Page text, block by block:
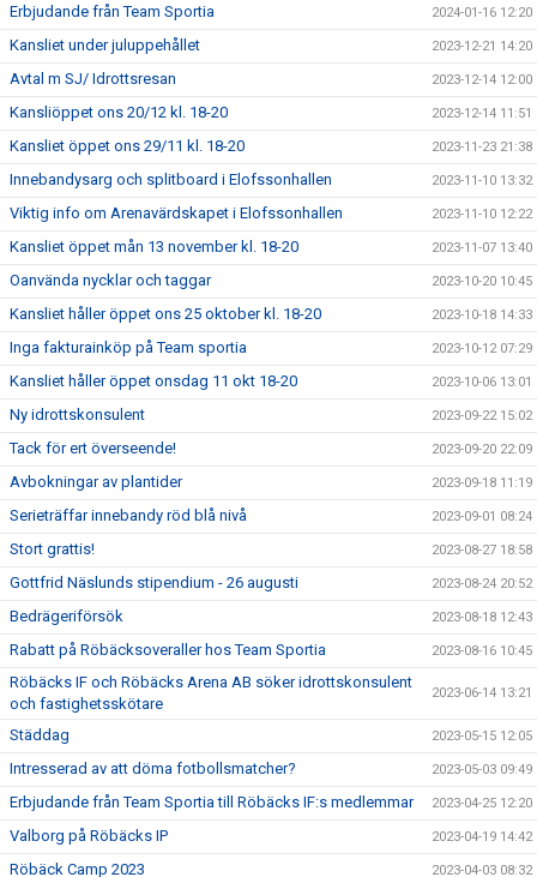
Erbjudande från Team Sportia 2024-01-16 12:20
Kansliet under juluppehållet 2023-12-21 14:20
Avtal m SJ/ Idrottsresan 2023-12-14 12:00
Kansliöppet ons 20/12 kl. 18-20 2023-12-14 11:51
Kansliet öppet ons 29/11 kl. 18-20 2023-11-23 21:38
Innebandysarg och splitboard i Elofssonhallen 2023-11-10 13:32
Viktig info om Arenavärdskapet i Elofssonhallen 2023-11-10 12:22
Kansliet öppet mån 13 november kl. 18-20 2023-11-07 13:40
Oanvända nycklar och taggar 2023-10-20 10:45
Kansliet håller öppet ons 25 oktober kl. 18-20 2023-10-18 14:33
Inga fakturainköp på Team sportia 2023-10-12 07:29
Kansliet håller öppet onsdag 11 okt 18-20 2023-10-06 13:01
Ny idrottskonsulent 2023-09-22 15:02
Tack för ert överseende! 2023-09-20 22:09
Avbokningar av plantider 2023-09-18 11:19
Serieträffar innebandy röd blå nivå 2023-09-01 08:24
Stort grattis! 2023-08-27 18:58
Gottfrid Näslunds stipendium - 26 augusti 2023-08-24 20:52
Bedrägeriförsök 2023-08-18 12:43
Rabatt på Röbäcksoveraller hos Team Sportia 2023-08-16 10:45
Röbäcks IF och Röbäcks Arena AB söker idrottskonsulent
och fastighetsskötare
2023-06-14 13:21
Städdag 2023-05-15 12:05
Intresserad av att döma fotbollsmatcher? 2023-05-03 09:49
Erbjudande från Team Sportia till Röbäcks IF:s medlemmar 2023-04-25 12:20
Valborg på Röbäcks IP 2023-04-19 14:42
Röbäck Camp 2023 2023-04-03 08:32